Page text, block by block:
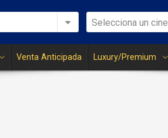
Selecciona un cine
Venta Anticipada Luxury/Premium